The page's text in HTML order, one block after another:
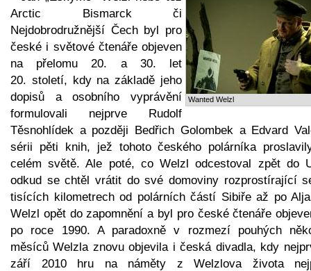
Wanted Welzl
Arctic Bismarck či
Nejdobrodružnější Čech byl pro
české i světové čtenáře objeven
na přelomu 20. a 30. let
20. století, kdy na základě jeho
dopisů a osobního vyprávění
formulovali nejprve Rudolf
Těsnohlídek a později Bedřich Golombek a Edvard
sérii pěti knih, jež tohoto českého polárníka
celém světě. Ale poté, co Welzl odcestoval zpět do
odkud se chtěl vrátit do své domoviny rozprostírající
tisících kilometrech od polárních částí Sibiře až po
Welzl opět do zapomnění a byl pro české čtenáře
po roce 1990. A paradoxně v rozmezí pouhých
měsíců Welzla znovu objevila i česká divadla, kdy
září 2010 hru na náměty z Welzlova života